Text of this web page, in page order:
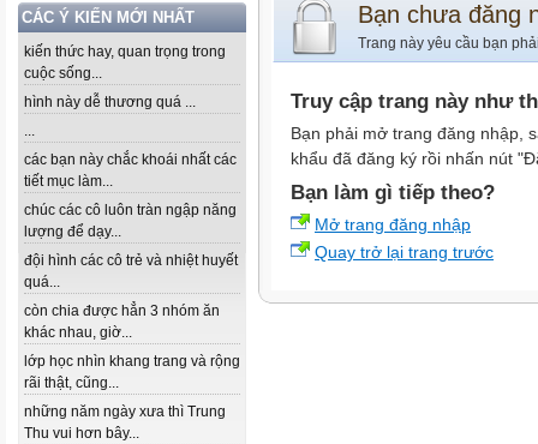
CÁC Ý KIẾN MỚI NHẤT
kiến thức hay, quan trọng trong
cuộc sống...
hình này dễ thương quá ...
...
các bạn này chắc khoái nhất các
tiết mục làm...
chúc các cô luôn tràn ngập năng
lượng để dạy...
đội hình các cô trẻ và nhiệt huyết
quá...
còn chia được hẳn 3 nhóm ăn
khác nhau, giờ...
lớp học nhìn khang trang và rộng
rãi thật, cũng...
những năm ngày xưa thì Trung
Thu vui hơn bây...
Bạn chưa đăng
Trang này yêu cầu bạn
Truy cập trang này như
Bạn phải mở trang đăng nhập,
khẩu đã đăng ký rồi nhấn nút
Bạn làm gì tiếp theo?
Mở trang đăng nhập
Quay trở lại trang trước